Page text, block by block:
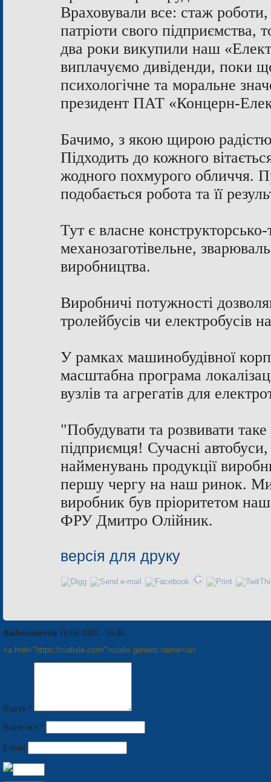
Враховували все: стаж
патріоти свого підприємства,
два роки викупили наш
виплачуємо дивіденди, поки
психологічне та моральне
президент ПАТ «Концерн-
Бачимо, з якою щирою радістю
Підходить до кожного
жодного похмурого обличчя.
подобається робота та її
Тут є власне
механозаготівельне,
виробництва.
Виробничі потужності
тролейбусів чи електробусів
У рамках машинобудівної
масштабна програма
вузлів та агрегатів для
"Побудувати та розвивати
підприємця! Сучасні
найменувань продукції
першу чергу на наш ринок.
виробник був пріоритетом
ФРУ Дмитро Олійник.
версія для друку
Aadvosserorie 19.06.2020 - 16:46
<a href="https://cialisle.com/">cialis generic name</a>
Відгук *
Ваше ім'я *
E-mail